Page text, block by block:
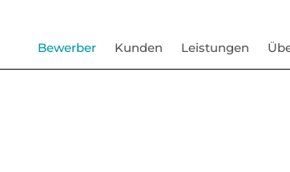
Bewerber Kunden Leistungen